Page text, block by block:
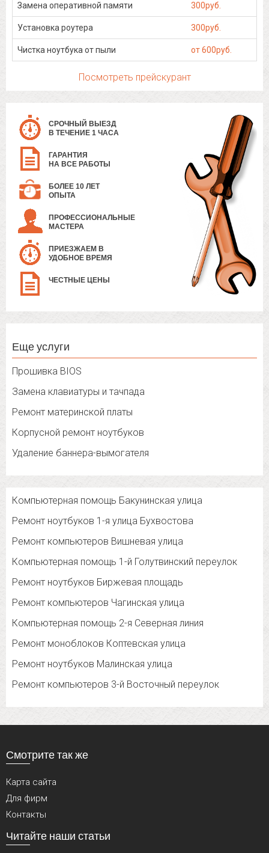
Замена оперативной памяти 300руб.
Установка роутера 300руб.
Чистка ноутбука от пыли от 600руб.
Посмотреть прейскурант
СРОЧНЫЙ ВЫЕЗД
В ТЕЧЕНИЕ 1 ЧАСА
ГАРАНТИЯ
НА ВСЕ РАБОТЫ
БОЛЕЕ 10 ЛЕТ
ОПЫТА
ПРОФЕССИОНАЛЬНЫЕ
МАСТЕРА
ПРИЕЗЖАЕМ В
УДОБНОЕ ВРЕМЯ
ЧЕСТНЫЕ ЦЕНЫ
Еще услуги
Прошивка BIOS
Замена клавиатуры и тачпада
Ремонт материнской платы
Корпусной ремонт ноутбуков
Удаление баннера-вымогателя
Компьютерная помощь Бакунинская улица
Ремонт ноутбуков 1-я улица Бухвостова
Ремонт компьютеров Вишневая улица
Компьютерная помощь 1-й Голутвинский переулок
Ремонт ноутбуков Биржевая площадь
Ремонт компьютеров Чагинская улица
Компьютерная помощь 2-я Северная линия
Ремонт моноблоков Коптевская улица
Ремонт ноутбуков Малинская улица
Ремонт компьютеров 3-й Восточный переулок
Смотрите так же
Карта сайта
Для фирм
Контакты
Читайте наши статьи